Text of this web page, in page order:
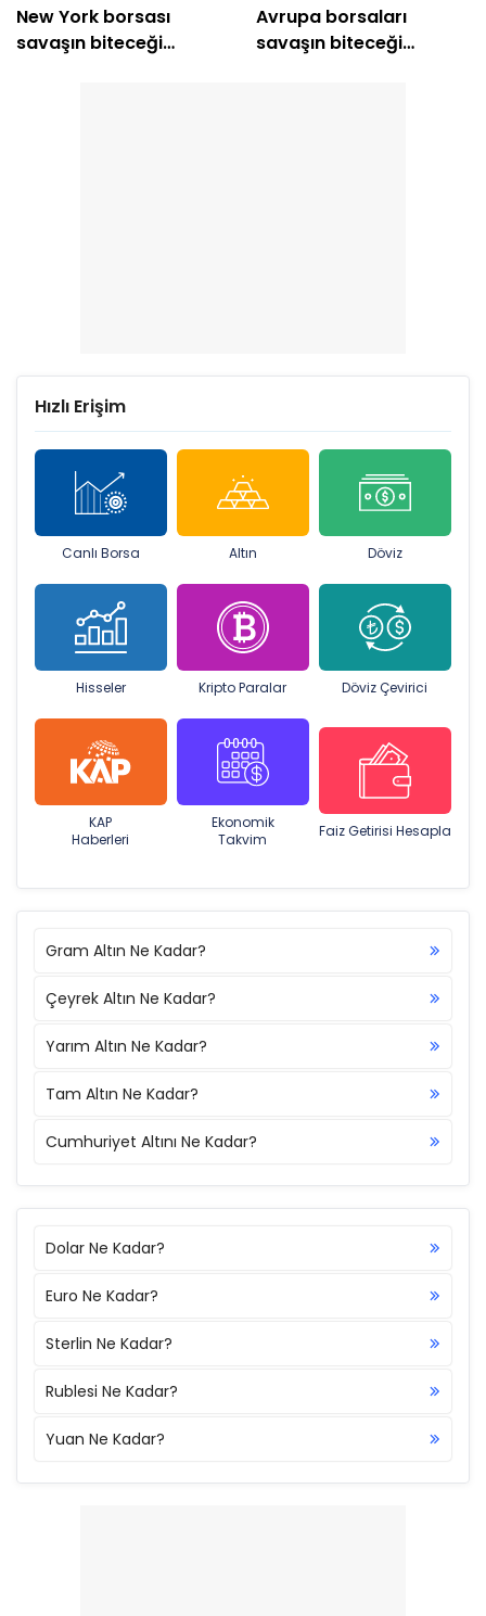
New York borsası
savaşın biteceği
Avrupa borsaları
savaşın biteceği
Hızlı Erişim
Canlı Borsa Altın Döviz
Hisseler Kripto Paralar Döviz Çevirici
KAP
Haberleri
Ekonomik
Takvim
Faiz Getirisi Hesapla
Gram Altın Ne Kadar?
Çeyrek Altın Ne Kadar?
Yarım Altın Ne Kadar?
Tam Altın Ne Kadar?
Cumhuriyet Altını Ne Kadar?
Dolar Ne Kadar?
Euro Ne Kadar?
Sterlin Ne Kadar?
Rublesi Ne Kadar?
Yuan Ne Kadar?